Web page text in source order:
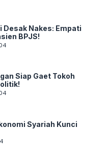
Desak Nakes: Empati
BPJS!
Siap Gaet Tokoh
Syariah Kunci